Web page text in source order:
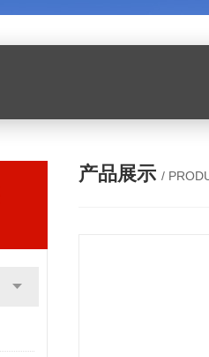
产品展示 /